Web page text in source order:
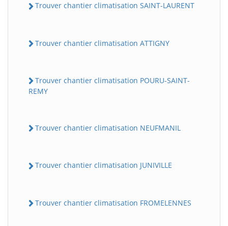
Trouver chantier climatisation SAINT-LAURENT
Trouver chantier climatisation ATTIGNY
Trouver chantier climatisation POURU-SAINT-
REMY
Trouver chantier climatisation NEUFMANIL
Trouver chantier climatisation JUNIVILLE
Trouver chantier climatisation FROMELENNES